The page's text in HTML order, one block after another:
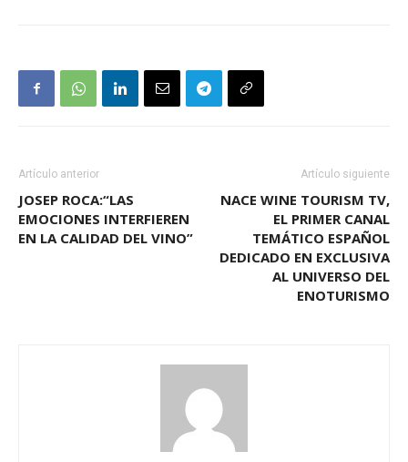
Artículo anterior
JOSEP ROCA:“LAS
EMOCIONES INTERFIEREN
EN LA CALIDAD DEL VINO”
Artículo siguiente
NACE WINE TOURISM TV,
EL PRIMER CANAL
TEMÁTICO ESPAÑOL
DEDICADO EN EXCLUSIVA
AL UNIVERSO DEL
ENOTURISMO